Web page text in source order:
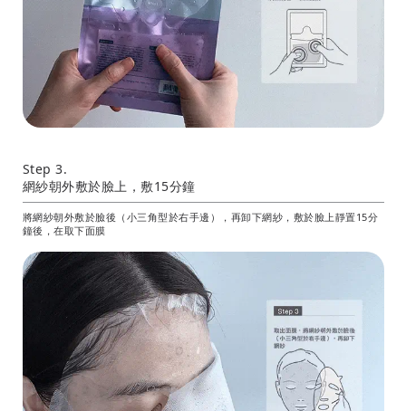
Step 3.
網紗朝外敷於臉上，敷15分鐘
將網紗朝外敷於臉後（小三角型於右手邊），再卸下網紗，敷於臉上靜置15分
鐘後，在取下面膜